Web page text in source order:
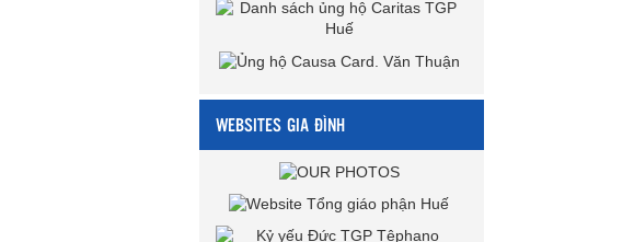
WEBSITES GIA ĐÌNH